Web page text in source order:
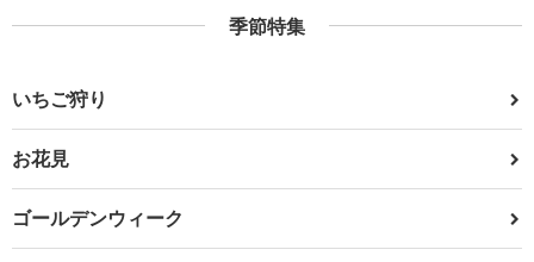
季節特集
いちご狩り
お花見
ゴールデンウィーク